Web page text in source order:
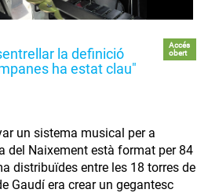
la definició
ha estat clau"
Accés
obert
un sistema musical per a
del Naixement està format per 84
distribuïdes entre les 18 torres de
Gaudí era crear un gegantesc